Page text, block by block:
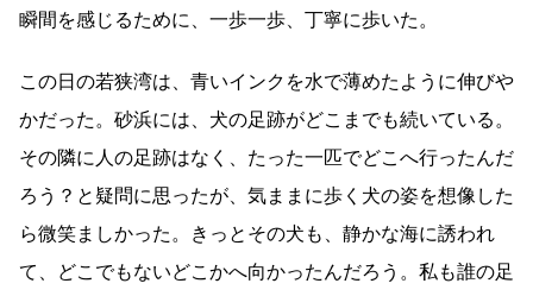
瞬間を感じるために、一歩一歩、丁寧に歩いた。
この日の若狭湾は、青いインクを水で薄めたように伸びや
かだった。砂浜には、犬の足跡がどこまでも続いている。
その隣に人の足跡はなく、たった一匹でどこへ行ったんだ
ろう？と疑問に思ったが、気ままに歩く犬の姿を想像した
ら微笑ましかった。きっとその犬も、静かな海に誘われ
て、どこでもないどこかへ向かったんだろう。私も誰の足